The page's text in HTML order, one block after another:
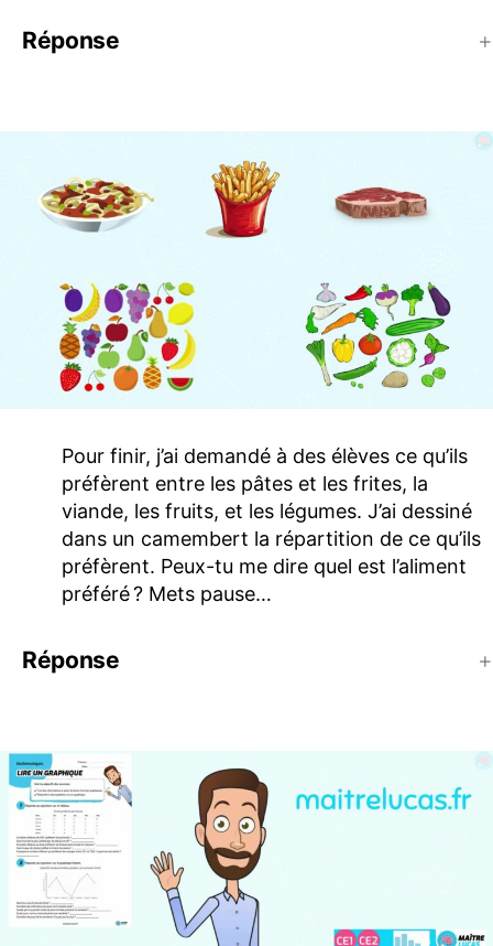
Réponse
Pour finir, j’ai demandé à des élèves ce qu’ils
préfèrent entre les pâtes et les frites, la
viande, les fruits, et les légumes. J’ai dessiné
dans un camembert la répartition de ce qu’ils
préfèrent. Peux-tu me dire quel est l’aliment
préféré ? Mets pause…
Réponse